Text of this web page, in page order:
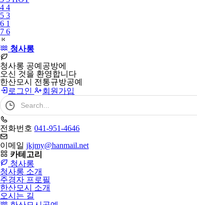
4 4
5 3
6 1
7 6
청사롱
청사롱 공예공방에
오신 것을 환영합니다
한산모시 전통규방공예
로그인
회원가입
검
색
어
필
수
전화번호 041-951-4646
이메일 jkjmy@hanmail.net
카테고리
청사롱
청사롱 소개
주경자 프로필
한산모시 소개
오시는 길